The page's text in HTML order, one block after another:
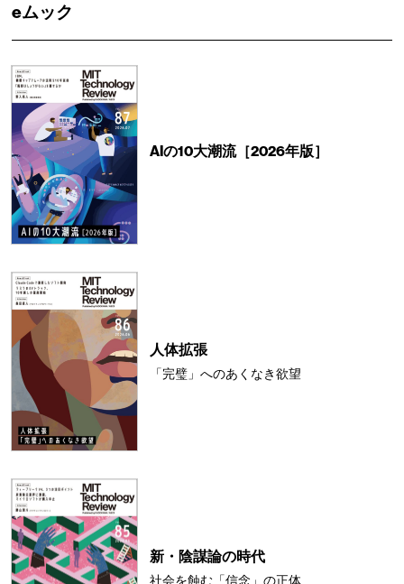
eムック
AIの10大潮流［2026年版］
人体拡張
「完璧」へのあくなき欲望
新・陰謀論の時代
社会を蝕む「信念」の正体